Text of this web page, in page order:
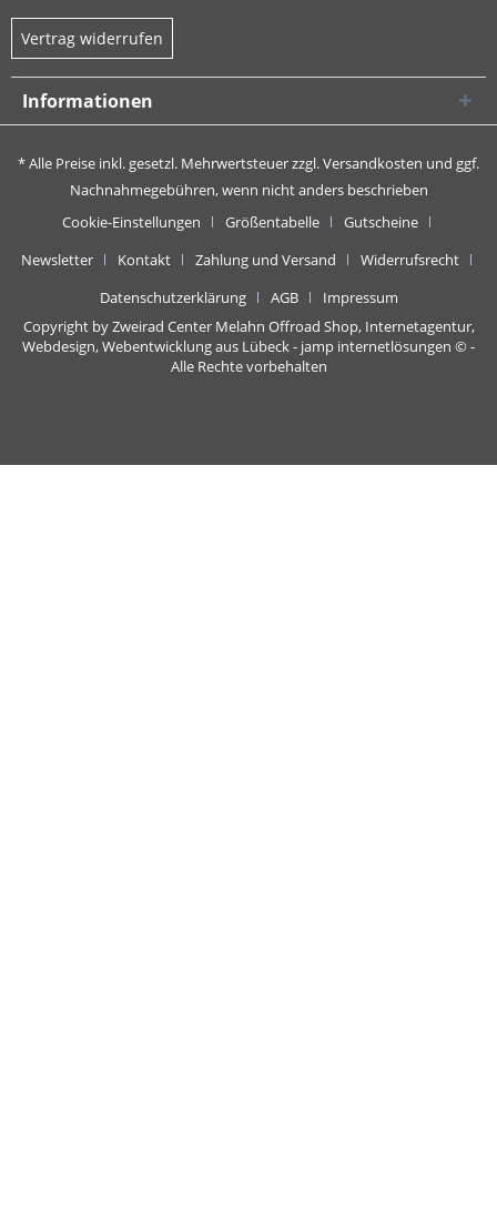
Vertrag widerrufen
Informationen
* Alle Preise inkl. gesetzl. Mehrwertsteuer zzgl.Versandkosten und ggf.
Nachnahmegebühren, wenn nicht anders beschrieben
Cookie-Einstellungen
Größentabelle
Gutscheine
Newsletter
Kontakt Zahlung und Versand
Widerrufsrecht
Datenschutzerklärung
AGB
Impressum
Copyright by Zweirad Center Melahn Offroad Shop, Internetagentur,
Webdesign, Webentwicklung aus Lübeck - jamp internetlösungen © -
Alle Rechte vorbehalten